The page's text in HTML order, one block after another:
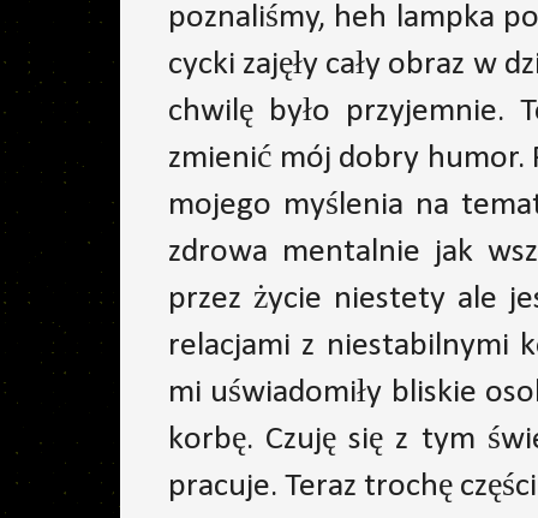
poznaliśmy, heh lampka
cycki zajęły cały obraz w
chwilę było przyjemnie.
zmienić mój dobry humor.
mojego myślenia na
zdrowa mentalnie jak
przez życie niestety ale
relacjami z niestabilnymi
mi uświadomiły bliskie
korbę. Czuję się z tym
pracuje. Teraz trochę